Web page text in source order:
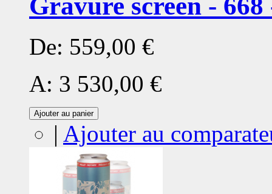
De: 559,00 €
A: 3 530,00 €
Ajouter au panier
| Ajouter au